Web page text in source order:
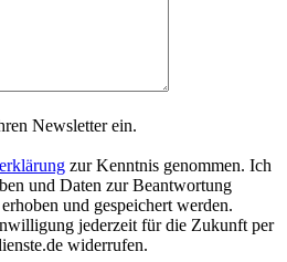
Newsletter ein.
zur Kenntnis genommen. Ich
und Daten zur Beantwortung
und gespeichert werden.
jederzeit für die Zukunft per
widerrufen.